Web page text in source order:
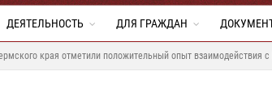
ДЕЯТЕЛЬНОСТЬ ДЛЯ ГРАЖДАН
края отметили положительный опыт взаимодействия с